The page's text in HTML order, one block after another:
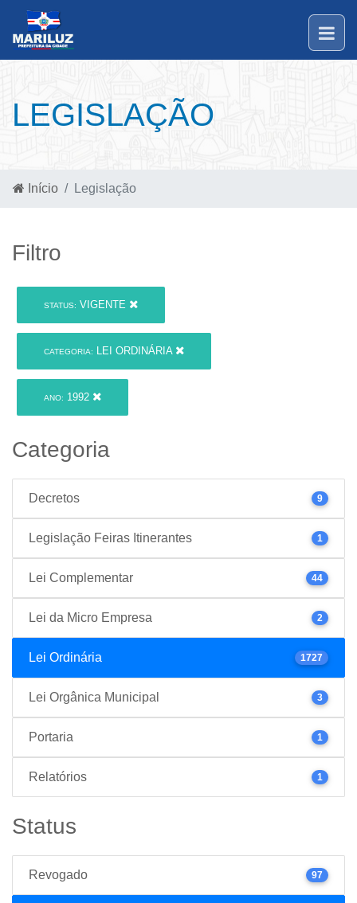
LEGISLAÇÃO
Início Legislação
Filtro
STATUS: VIGENTE
CATEGORIA: LEI ORDINÁRIA
ANO: 1992
Categoria
Decretos 9
Legislação Feiras Itinerantes 1
Lei Complementar 44
Lei da Micro Empresa 2
Lei Ordinária 1727
Lei Orgânica Municipal 3
Portaria 1
Relatórios 1
Status
Revogado 97